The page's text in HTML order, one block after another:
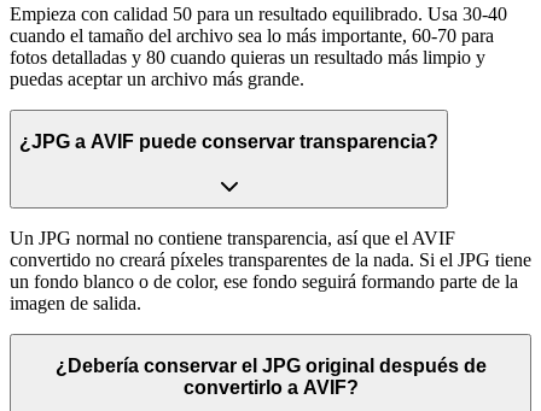
Empieza con calidad 50 para un resultado equilibrado. Usa 30-40
cuando el tamaño del archivo sea lo más importante, 60-70 para
fotos detalladas y 80 cuando quieras un resultado más limpio y
puedas aceptar un archivo más grande.
¿JPG a AVIF puede conservar transparencia?
Un JPG normal no contiene transparencia, así que el AVIF
convertido no creará píxeles transparentes de la nada. Si el JPG tiene
un fondo blanco o de color, ese fondo seguirá formando parte de la
imagen de salida.
¿Debería conservar el JPG original después de
convertirlo a AVIF?